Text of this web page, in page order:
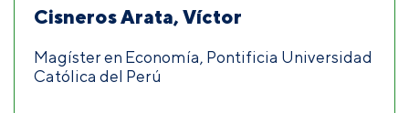
Cisneros Arata, Víctor
Magíster en Economía, Pontificia Universidad
Católica del Perú